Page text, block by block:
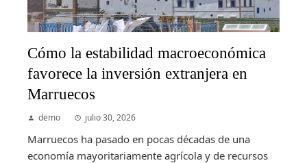
Cómo la estabilidad macroeconómica
favorece la inversión extranjera en
Marruecos
demo julio 30, 2026
Marruecos ha pasado en pocas décadas de una
economía mayoritariamente agrícola y de recursos